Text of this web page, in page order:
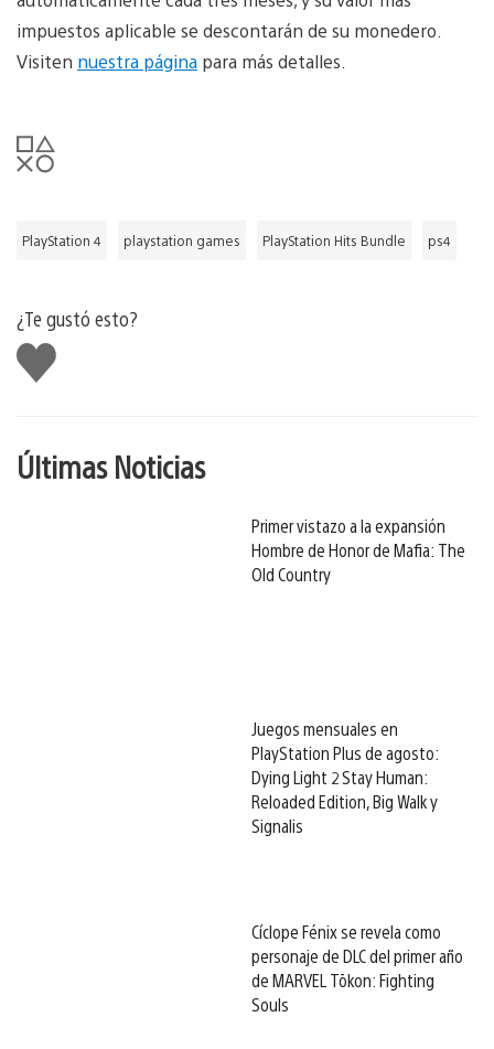
impuestos aplicable se descontarán de su monedero.
Visiten nuestra página para más detalles.
PlayStation 4 playstation games PlayStation Hits Bundle ps4
¿Te gustó esto?
Me
gusta
Últimas Noticias
Primer vistazo a la expansión
Hombre de Honor de Mafia: The
Old Country
Juegos mensuales en
PlayStation Plus de agosto:
Dying Light 2 Stay Human:
Reloaded Edition, Big Walk y
Signalis
Cíclope Fénix se revela como
personaje de DLC del primer año
de MARVEL Tōkon: Fighting
Souls